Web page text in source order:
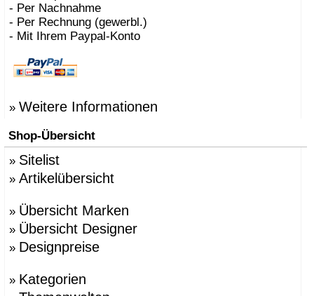
- Per Nachnahme
- Per Rechnung (gewerbl.)
- Mit Ihrem Paypal-Konto
» Weitere Informationen
Shop-Übersicht
» Sitelist
» Artikelübersicht
» Übersicht Marken
» Übersicht Designer
» Designpreise
» Kategorien